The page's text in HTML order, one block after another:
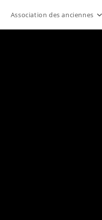
Association des anciennes